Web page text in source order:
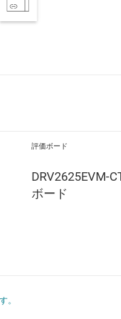
評価ボード
DRV2625EVM-
ボード
。